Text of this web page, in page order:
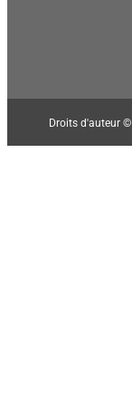
Droits d'auteur